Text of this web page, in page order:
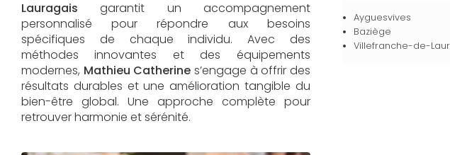
Lauragais garantit un accompagnement
personnalisé pour répondre aux besoins
spécifiques de chaque individu. Avec des
méthodes innovantes et des équipements
modernes, Mathieu Catherine s’engage à offrir des
résultats durables et une amélioration tangible du
bien-être global. Une approche complète pour
retrouver harmonie et sérénité.
Ayguesvives
Baziège
Villefranche-de-